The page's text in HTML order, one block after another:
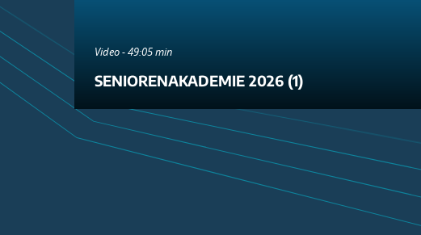
Video - 49:05 min
SENIORENAKADEMIE 2026 (1)